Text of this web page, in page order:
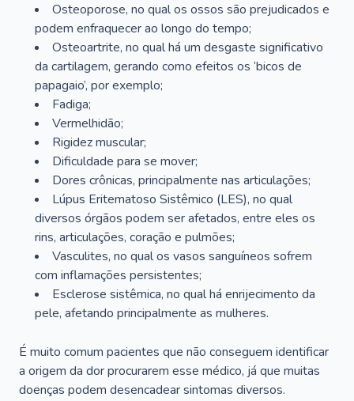
Osteoporose, no qual os ossos são prejudicados e
podem enfraquecer ao longo do tempo;
Osteoartrite, no qual há um desgaste significativo
da cartilagem, gerando como efeitos os ‘bicos de
papagaio’, por exemplo;
Fadiga;
Vermelhidão;
Rigidez muscular;
Dificuldade para se mover;
Dores crônicas, principalmente nas articulações;
Lúpus Eritematoso Sistêmico (LES), no qual
diversos órgãos podem ser afetados, entre eles os
rins, articulações, coração e pulmões;
Vasculites, no qual os vasos sanguíneos sofrem
com inflamações persistentes;
Esclerose sistêmica, no qual há enrijecimento da
pele, afetando principalmente as mulheres.
É muito comum pacientes que não conseguem identificar
a origem da dor procurarem esse médico, já que muitas
doenças podem desencadear sintomas diversos.